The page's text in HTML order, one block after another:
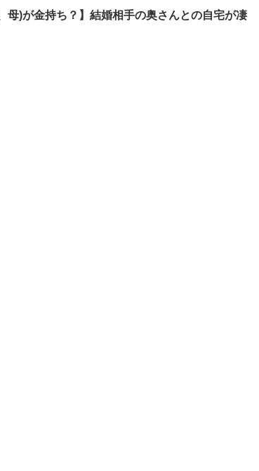
母)が金持ち？】結婚相手の奥さんとの自宅が凄